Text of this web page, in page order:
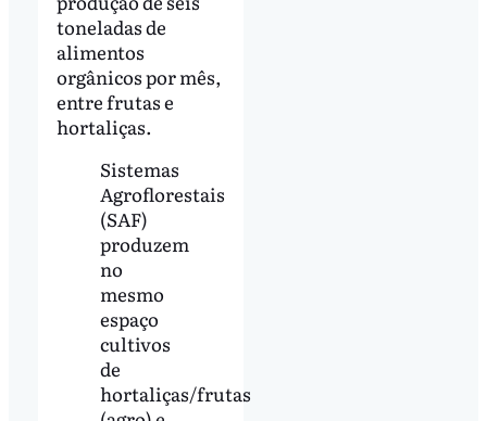
toneladas de
alimentos
orgânicos por mês,
entre frutas e
hortaliças.
Sistemas
Agroflorestais
(SAF)
produzem
no
mesmo
espaço
cultivos
de
hortaliças/frutas